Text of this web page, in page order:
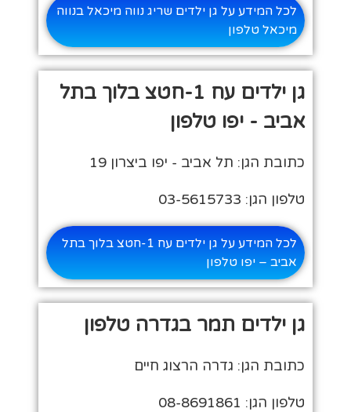
לכל המידע על גן ילדים שריג נווה מיכאל בנווה
מיכאל טלפון
גן ילדים עח 1-חטצ בלוך בתל
אביב - יפו טלפון
כתובת הגן: תל אביב - יפו ביצרון 19
טלפון הגן: 03-5615733
לכל המידע על גן ילדים עח 1-חטצ בלוך בתל
אביב – יפו טלפון
גן ילדים תמר בגדרה טלפון
כתובת הגן: גדרה הרצוג חיים
טלפון הגן: 08-8691861